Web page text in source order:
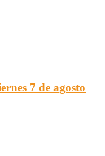
7 de agosto